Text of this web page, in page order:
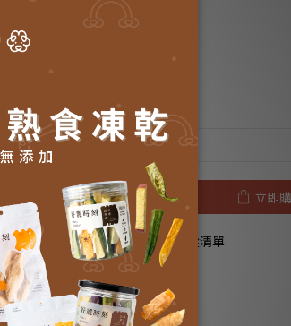
全店，常溫商品滿1,500元免運
全店，冷凍商品滿2,000元免運
數量
加入購物車 立即
加入追蹤清單